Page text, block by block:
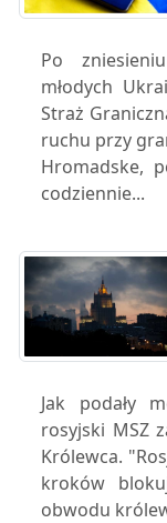
Po
młodych
Straż
ruchu przy
Hromadske,
codziennie...
Jak podały
rosyjski MSZ
Królewca.
kroków
obwodu